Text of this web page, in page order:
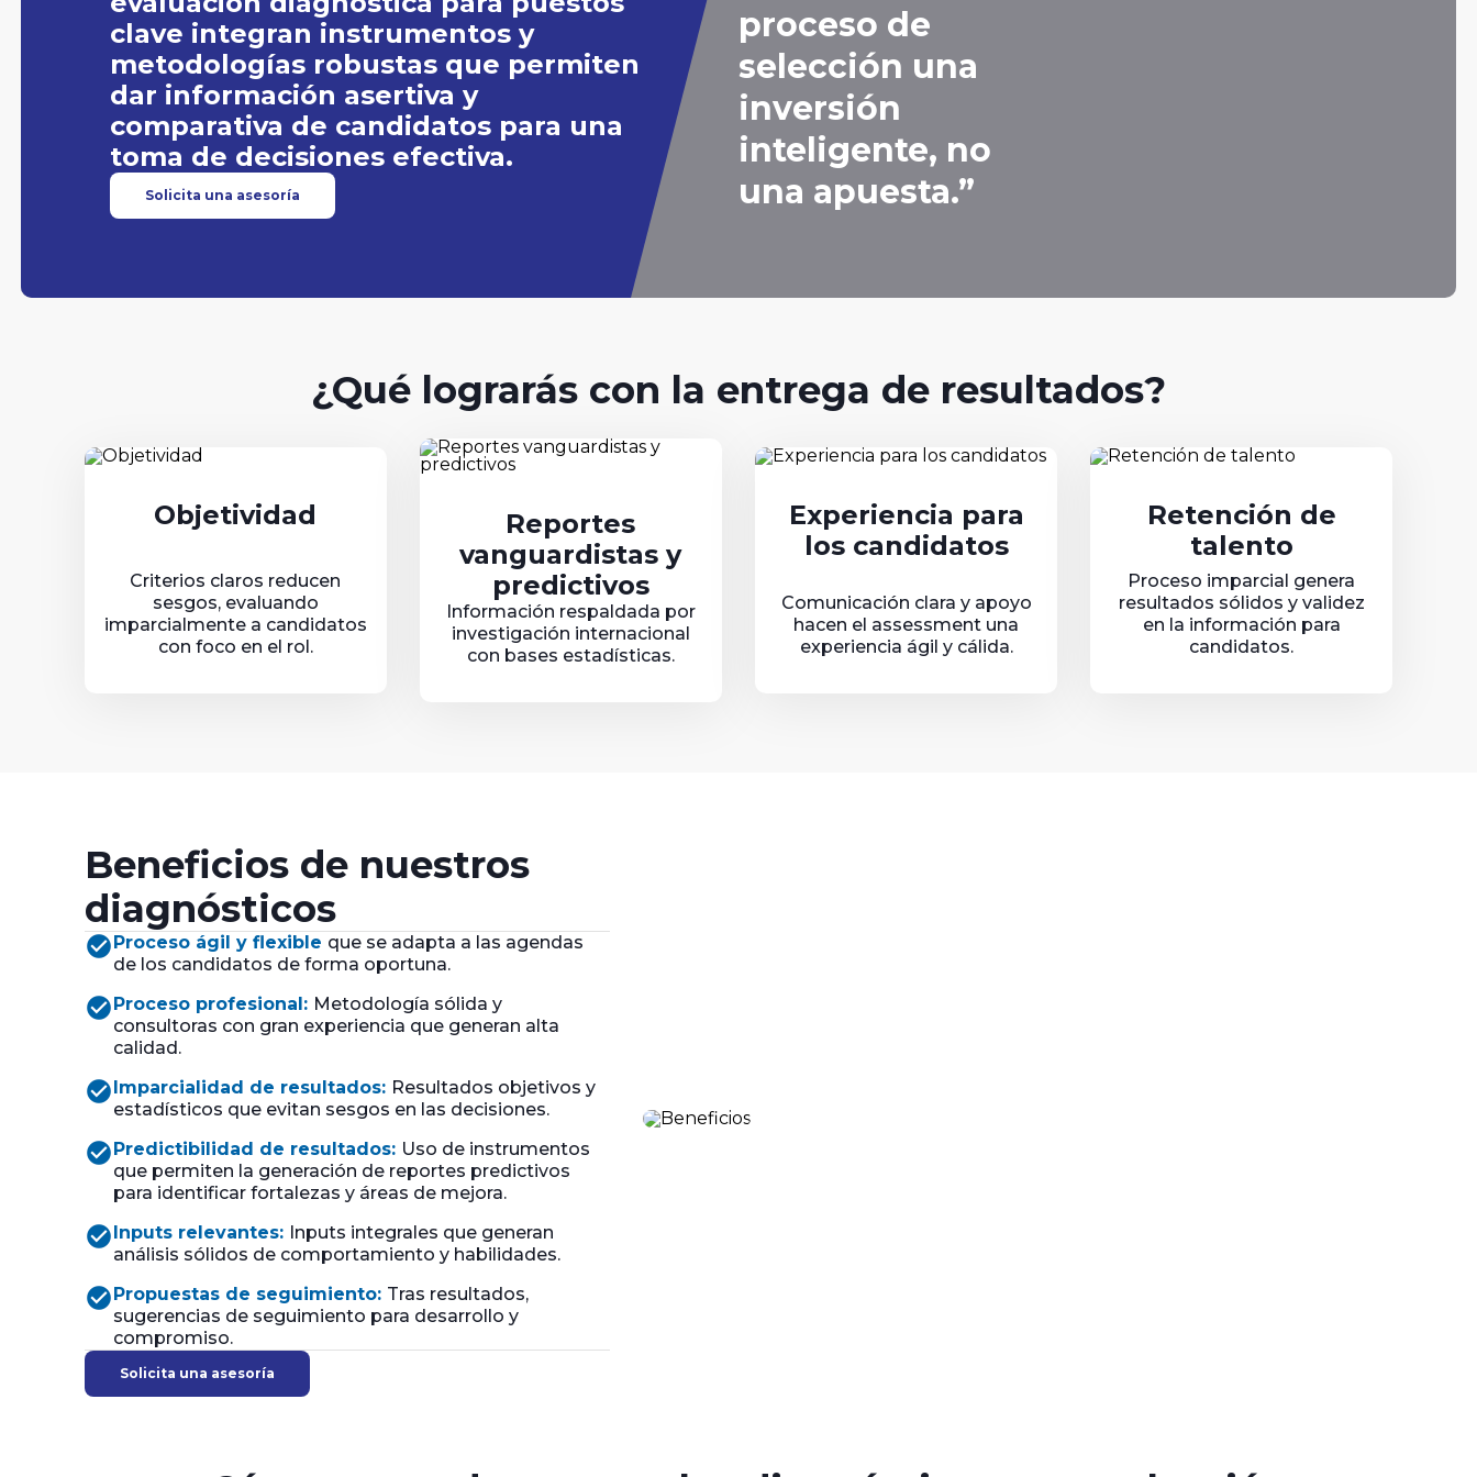
4.Entrega de resultados
La entrega de resultados es una sesión de
consultoría donde se presentan las
conclusiones y recomendaciones respectivas.
clave integran instrumentos y
metodologías robustas que permiten
dar información asertiva y
comparativa de candidatos para una
toma de decisiones efectiva.
Solicita una asesoría
proceso de
selección una
inversión
inteligente, no
una apuesta.”
¿Qué lograrás con la entrega de resultados?
Objetividad
Criterios claros reducen
sesgos, evaluando
imparcialmente a candidatos
con foco en el rol.
Reportes
vanguardistas y
predictivos
Información respaldada por
investigación internacional
con bases estadísticas.
Experiencia para
los candidatos
Comunicación clara y apoyo
hacen el assessment una
experiencia ágil y cálida.
Retención de
talento
Proceso imparcial genera
resultados sólidos y validez
en la información para
candidatos.
Beneficios de nuestros
diagnósticos
check_circleProceso ágil y flexible que se adapta a las agendas
de los candidatos de forma oportuna.
check_circleProceso profesional: Metodología sólida y
consultoras con gran experiencia que generan alta
calidad.
check_circleImparcialidad de resultados: Resultados objetivos y
estadísticos que evitan sesgos en las decisiones.
check_circlePredictibilidad de resultados: Uso de instrumentos
que permiten la generación de reportes predictivos
para identificar fortalezas y áreas de mejora.
check_circleInputs relevantes: Inputs integrales que generan
análisis sólidos de comportamiento y habilidades.
check_circlePropuestas de seguimiento: Tras resultados,
sugerencias de seguimiento para desarrollo y
compromiso.
Solicita una asesoría